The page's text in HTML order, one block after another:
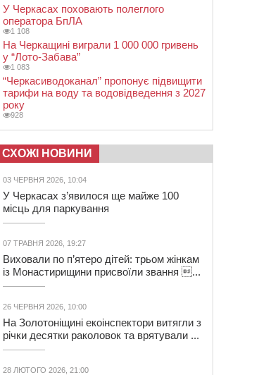
У Черкасах поховають полеглого
оператора БпЛА
1 108
На Черкащині виграли 1 000 000 гривень
у “Лото-Забава”
1 083
“Черкасиводоканал” пропонує підвищити
тарифи на воду та водовідведення з 2027
року
928
СХОЖІ НОВИНИ
03 ЧЕРВНЯ 2026, 10:04
У Черкасах з’явилося ще майже 100
місць для паркування
07 ТРАВНЯ 2026, 19:27
Виховали по п’ятеро дітей: трьом жінкам
із Монастирищини присвоїли звання ...
26 ЧЕРВНЯ 2026, 10:00
На Золотоніщині екоінспектори витягли з
річки десятки раколовок та врятували ...
28 ЛЮТОГО 2026, 21:00